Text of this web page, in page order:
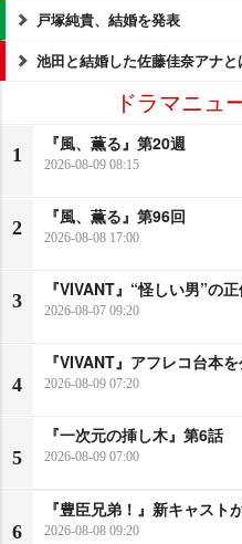
戸塚純貴、結婚を発表
池田と結婚した佐藤佳奈アナ
ドラマニュ
1
『風、薫る』第20週
2026-08-09 08:15
2
『風、薫る』第96回
2026-08-08 17:00
3
『VIVANT』“怪しい男”の
2026-08-07 09:20
4
『VIVANT』アフレコ台本
2026-08-09 07:20
5
『一次元の挿し木』第6話
2026-08-09 07:00
6
『豊臣兄弟！』新キャスト
2026-08-08 09:20